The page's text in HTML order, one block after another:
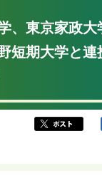
、東京家政大
短期大学と